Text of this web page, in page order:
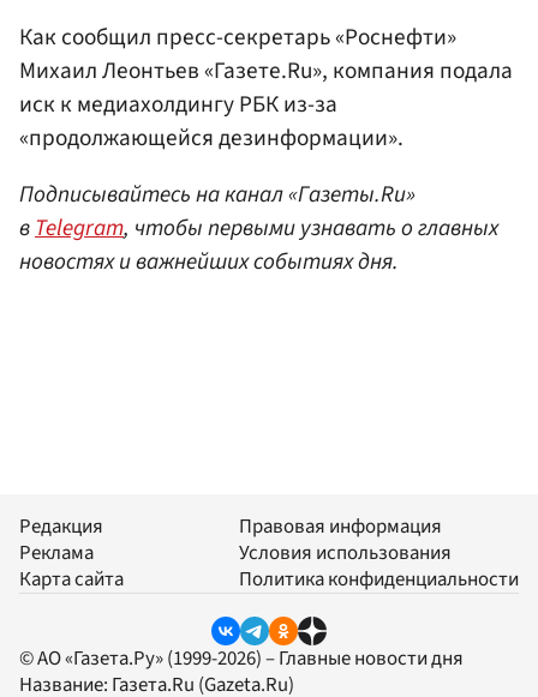
Как сообщил пресс-секретарь «Роснефти»
Михаил Леонтьев «Газете.Ru», компания подала
иск к медиахолдингу РБК из-за
«продолжающейся дезинформации».
Подписывайтесь на канал «Газеты.Ru»
вTelegram, чтобы первыми узнавать о главных
новостях и важнейших событиях дня.
Редакция
Реклама
Карта сайта
Правовая информация
Условия использования
Политика конфиденциальности
© АО «Газета.Ру» (1999-2026) – Главные новости дня
Название: Газета.Ru (Gazeta.Ru)